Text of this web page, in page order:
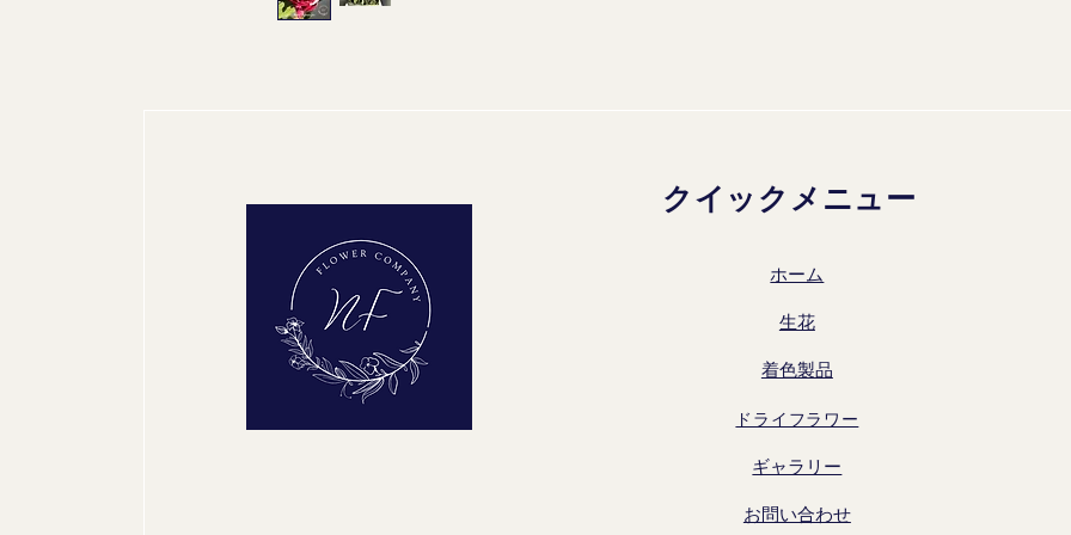
クイックメニュー
ホーム
生花
着色製品
ドライフラワー
ギャラリー
お問い合わせ